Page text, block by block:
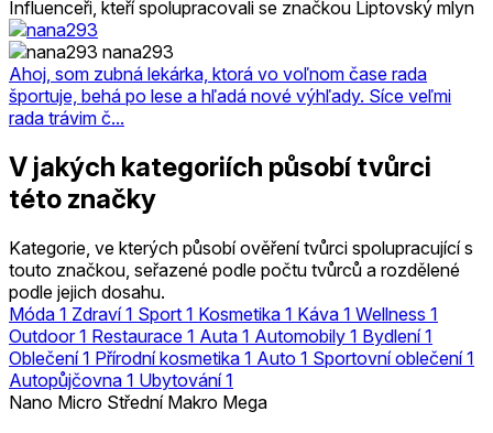
Influenceři, kteří spolupracovali se značkou Liptovský mlyn
nana293
Ahoj, som zubná lekárka, ktorá vo voľnom čase rada
športuje, behá po lese a hľadá nové výhľady. Síce veľmi
rada trávim č...
V jakých kategoriích působí tvůrci
této značky
Kategorie, ve kterých působí ověření tvůrci spolupracující s
touto značkou, seřazené podle počtu tvůrců a rozdělené
podle jejich dosahu.
Móda 1 Zdraví 1 Sport 1 Kosmetika 1 Káva 1 Wellness 1
Outdoor 1 Restaurace 1 Auta 1 Automobily 1 Bydlení 1
Oblečení 1 Přírodní kosmetika 1 Auto 1 Sportovní oblečení 1
Autopůjčovna 1 Ubytování 1
Nano Micro Střední Makro Mega